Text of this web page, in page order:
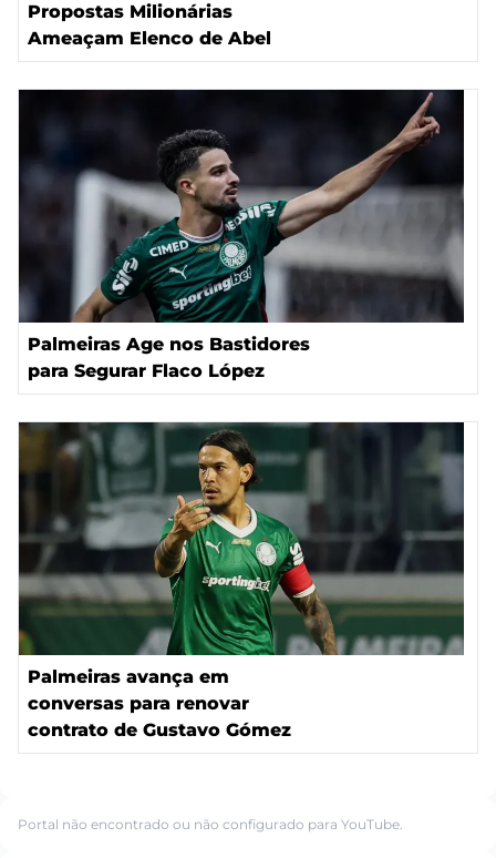
Propostas Milionárias
Ameaçam Elenco de Abel
Palmeiras Age nos Bastidores
para Segurar Flaco López
Palmeiras avança em
conversas para renovar
contrato de Gustavo Gómez
Portal não encontrado ou não configurado para YouTube.